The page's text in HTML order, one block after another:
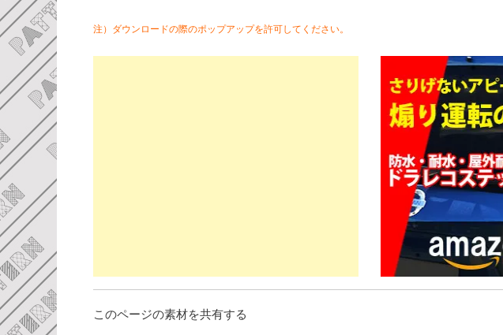
注）ダウンロードの際のポップアップを許可してください。
このページの素材を共有する